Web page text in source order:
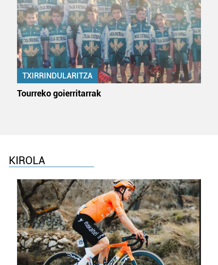
TXIRRINDULARITZA
Tourreko goierritarrak
KIROLA